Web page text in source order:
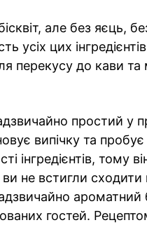
але без яєць,
усіх цих
перекусу до кави
простий у
випічку та пробує
інгредієнтів, тому
не встигли сходити
ароматний
гостей.